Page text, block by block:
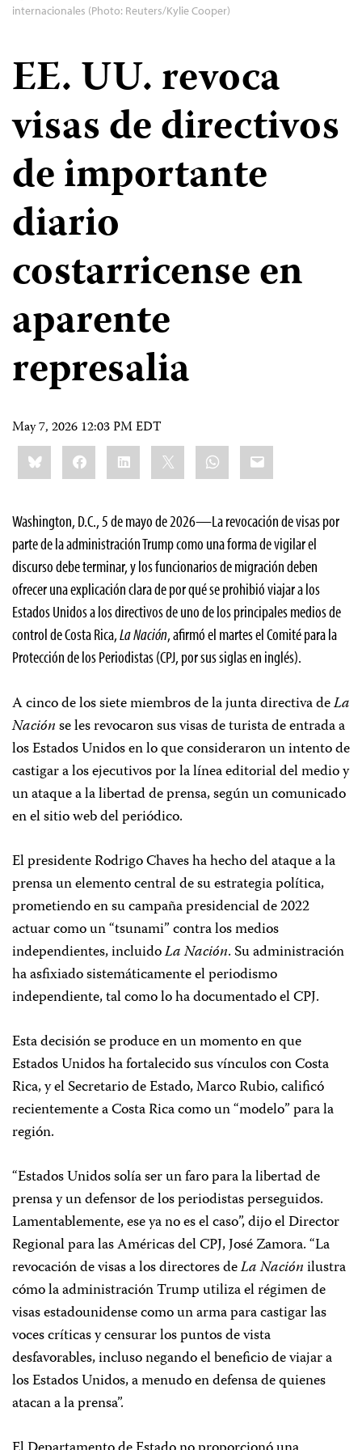
internacionales (Photo: Reuters/Kylie Cooper)
EE. UU. revoca
visas de directivos
de importante
diario
costarricense en
aparente
represalia
May 7, 2026 12:03 PM EDT
Share
this:BlueskyFacebookLinkedIn WhatsApp
Email
Washington, D.C., 5 de mayo de 2026—La revocación de visas por
parte de la administración Trump como una forma de vigilar el
discurso debe terminar, y los funcionarios de migración deben
ofrecer una explicación clara de por qué se prohibió viajar a los
Estados Unidos a los directivos de uno de los principales medios de
control de Costa Rica,La Nación, afirmó el martes el Comité para la
Protección de los Periodistas (CPJ, por sus siglas en inglés).
A cinco de los siete miembros de la junta directiva deLa
Naciónse les revocaron sus visas de turista de entrada a
los Estados Unidos en lo que consideraron un intento de
castigar a los ejecutivos por la línea editorial del medio y
un ataque a la libertad de prensa, según un comunicado
en el sitio web del periódico.
El presidente Rodrigo Chaves ha hecho del ataque a la
prensa un elemento central de su estrategia política,
prometiendo en su campaña presidencial de 2022
actuar como un “tsunami” contra los medios
independientes, incluidoLa Nación. Su administración
ha asfixiado sistemáticamente el periodismo
independiente, tal como lo ha documentado el CPJ.
Esta decisión se produce en un momento en que
Estados Unidos ha fortalecido sus vínculos con Costa
Rica, y el Secretario de Estado, Marco Rubio, calificó
recientemente a Costa Rica como un “modelo” para la
región.
“Estados Unidos solía ser un faro para la libertad de
prensa y un defensor de los periodistas perseguidos.
Lamentablemente, ese ya no es el caso”, dijo el Director
Regional para las Américas del CPJ, José Zamora. “La
revocación de visas a los directores deLa Naciónilustra
cómo la administración Trump utiliza el régimen de
visas estadounidense como un arma para castigar las
voces críticas y censurar los puntos de vista
desfavorables, incluso negando el beneficio de viajar a
los Estados Unidos, a menudo en defensa de quienes
atacan a la prensa”.